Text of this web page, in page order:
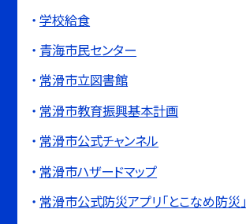
学校給食
青海市民センター
常滑市立図書館
常滑市教育振興基本計画
常滑市公式チャンネル
常滑市ハザードマップ
常滑市公式防災アプリ「とこなめ防災」